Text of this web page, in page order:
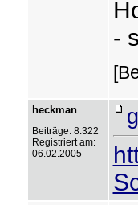
-
heckman
Beiträge: 8.322
Registriert am:
06.02.2005